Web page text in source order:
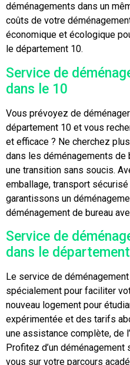
déménagements dans un
coûts de votre
économique et écologique
le département 10.
Service de
dans le 10
Vous prévoyez de
département 10 et vous
et efficace ? Ne cherchez
dans les déménagements
une transition sans soucis.
emballage, transport
garantissons un
déménagement de bureau
Service de
dans le
Le service de
spécialement pour faciliter
nouveau logement pour
expérimentée et des tarifs
une assistance complète, de
Profitez d’un
vous sur votre parcours